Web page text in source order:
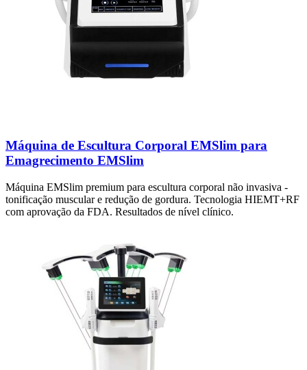
Máquina de Escultura Corporal EMSlim para
Emagrecimento EMSlim
Máquina EMSlim premium para escultura corporal não invasiva -
tonificação muscular e redução de gordura. Tecnologia HIEMT+RF
com aprovação da FDA. Resultados de nível clínico.